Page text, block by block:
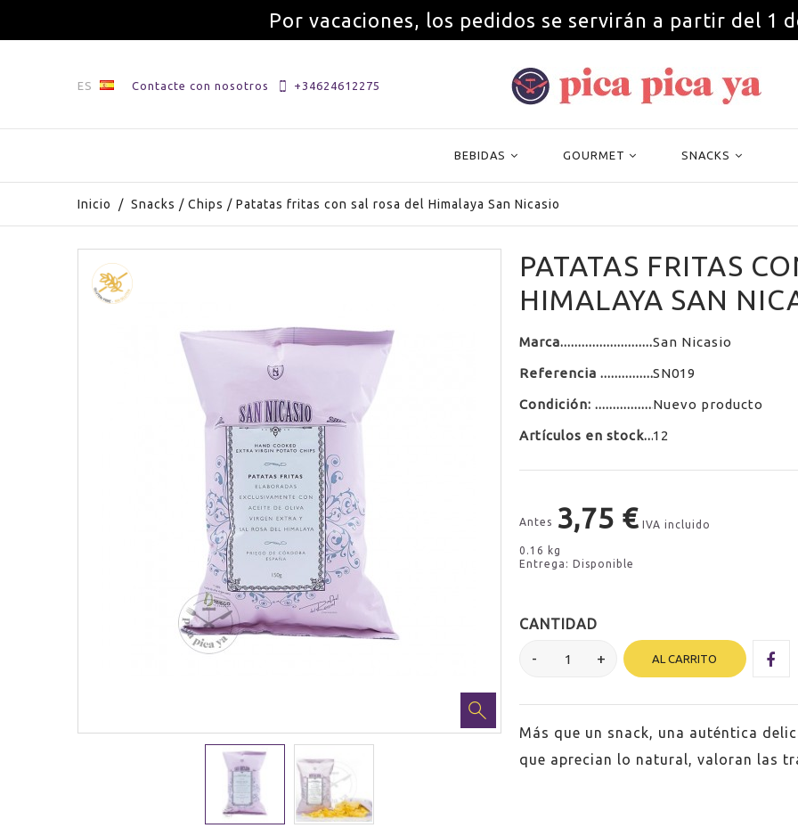
Por vacaciones, los pedidos se servirán a partir del 1
ES Contacte con nosotros +34624612275
BEBIDAS GOURMET SNACKS
Inicio / Snacks / Chips / Patatas fritas con sal rosa del Himalaya San Nicasio
PATATAS FRITAS
HIMALAYA SAN
Marca San Nicasio
Referencia SN019
Condición: Nuevo producto
Artículos en stock 12
Antes 3,75 € IVA incluido
0.16 kg
Entrega: Disponible
CANTIDAD
AL CARRITO
Más que un snack, una auténtica
que aprecian lo natural, valoran las